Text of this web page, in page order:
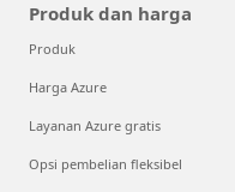
Produk dan harga
Produk
Harga Azure
Layanan Azure gratis
Opsi pembelian fleksibel